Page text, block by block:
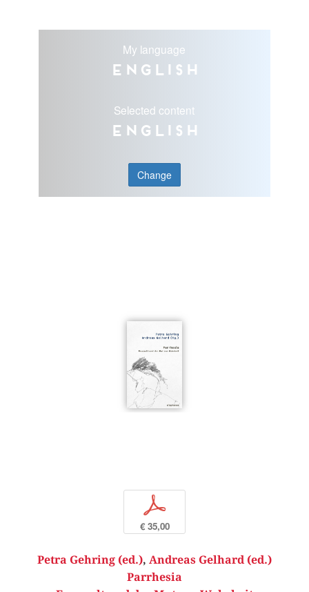
My language
English
Selected content
English
Change
p
€ 35,00
Petra Gehring (ed.), Andreas Gelhard (ed.)
Parrhesia